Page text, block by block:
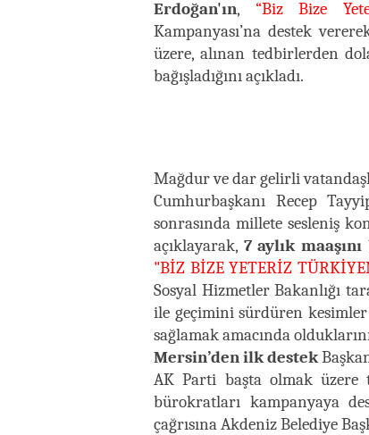
Erdoğan'ın, “Biz Bize
Kampanyası’na destek
üzere, alınan tedbirlerden
bağışladığını açıkladı.
Mağdur ve dar gelirli
Cumhurbaşkanı Recep
sonrasında millete sesleniş
açıklayarak, 7 aylık
"BİZ BİZE YETERİZ
Sosyal Hizmetler Bakanlığı
ile geçimini sürdüren
sağlamak amacında
Mersin’den ilk destek
AK Parti başta olmak üzere
bürokratları kampanyaya
çağrısına Akdeniz Belediye